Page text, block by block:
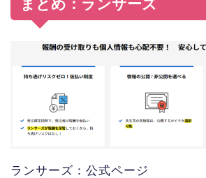
まとめ：ランサーズ
ランサーズ：公式ページ